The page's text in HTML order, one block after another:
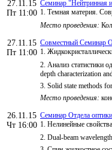
27.11.15
Пт 11:00
Семинар "Нейтринная
1. Темная материя.
Место проведения:
27.11.15
Пт 11:00
Совместный
1.
2. Анализ статистики
depth characterization
3. Solid state methods
Место проведения:
26.11.15
Чт 16:00
Семинар Отдела
1. Нелинейные
2. Dual-beam